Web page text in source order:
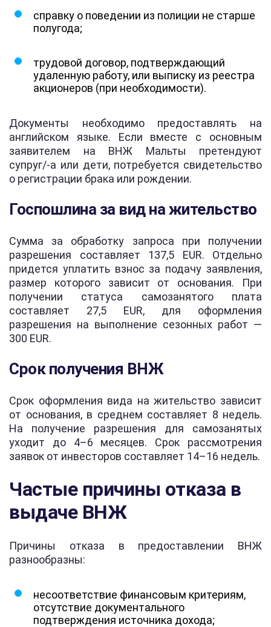
справку о поведении из полиции не старше
полугода;
трудовой договор, подтверждающий
удаленную работу, или выписку из реестра
акционеров (при необходимости).
Документы необходимо предоставлять на
английском языке. Если вместе с основным
заявителем на ВНЖ Мальты претендуют
супруг/-а или дети, потребуется свидетельство
о регистрации брака или рождении.
Госпошлина за вид на жительство
Сумма за обработку запроса при получении
разрешения составляет 137,5 EUR. Отдельно
придется уплатить взнос за подачу заявления,
размер которого зависит от основания. При
получении статуса самозанятого плата
составляет 27,5 EUR, для оформления
разрешения на выполнение сезонных работ —
300 EUR.
Срок получения ВНЖ
Срок оформления вида на жительство зависит
от основания, в среднем составляет 8 недель.
На получение разрешения для самозанятых
уходит до 4–6 месяцев. Срок рассмотрения
заявок от инвесторов составляет 14–16 недель.
Частые причины отказа в
выдаче ВНЖ
Причины отказа в предоставлении ВНЖ
разнообразны:
несоответствие финансовым критериям,
отсутствие документального
подтверждения источника дохода;